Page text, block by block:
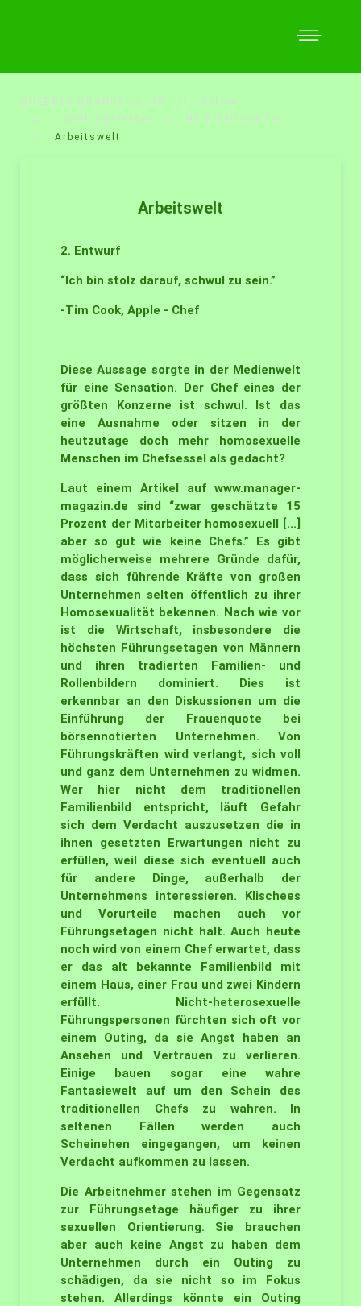
QUEERES BRANDENBURG
Aktion
Handlungsfelder
HF Arbeitswelten
Arbeitswelt
Arbeitswelt
2. Entwurf
“Ich bin stolz darauf, schwul zu sein.”
-Tim Cook, Apple - Chef
Diese Aussage sorgte in der Medienwelt
für eine Sensation. Der Chef eines der
größten Konzerne ist schwul. Ist das
eine Ausnahme oder sitzen in der
heutzutage doch mehr homosexuelle
Menschen im Chefsessel als gedacht?
Laut einem Artikel auf www.manager-
magazin.de sind “zwar geschätzte 15
Prozent der Mitarbeiter homosexuell [...]
aber so gut wie keine Chefs.” Es gibt
möglicherweise mehrere Gründe dafür,
dass sich führende Kräfte von großen
Unternehmen selten öffentlich zu ihrer
Homosexualität bekennen. Nach wie vor
ist die Wirtschaft, insbesondere die
höchsten Führungsetagen von Männern
und ihren tradierten Familien- und
Rollenbildern dominiert. Dies ist
erkennbar an den Diskussionen um die
Einführung der Frauenquote bei
börsennotierten Unternehmen. Von
Führungskräften wird verlangt, sich voll
und ganz dem Unternehmen zu widmen.
Wer hier nicht dem traditionellen
Familienbild entspricht, läuft Gefahr
sich dem Verdacht auszusetzen die in
ihnen gesetzten Erwartungen nicht zu
erfüllen, weil diese sich eventuell auch
für andere Dinge, außerhalb der
Unternehmens interessieren. Klischees
und Vorurteile machen auch vor
Führungsetagen nicht halt. Auch heute
noch wird von einem Chef erwartet, dass
er das alt bekannte Familienbild mit
einem Haus, einer Frau und zwei Kindern
erfüllt. Nicht-heterosexuelle
Führungspersonen fürchten sich oft vor
einem Outing, da sie Angst haben an
Ansehen und Vertrauen zu verlieren.
Einige bauen sogar eine wahre
Fantasiewelt auf um den Schein des
traditionellen Chefs zu wahren. In
seltenen Fällen werden auch
Scheinehen eingegangen, um keinen
Verdacht aufkommen zu lassen.
Die Arbeitnehmer stehen im Gegensatz
zur Führungsetage häufiger zu ihrer
sexuellen Orientierung. Sie brauchen
aber auch keine Angst zu haben dem
Unternehmen durch ein Outing zu
schädigen, da sie nicht so im Fokus
stehen. Allerdings könnte ein Outing